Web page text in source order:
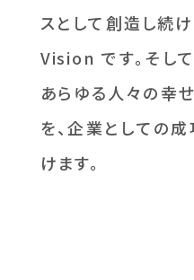
スとして創造し続
Vision です。そし
あらゆる人々の幸
を、企業としての
けます。